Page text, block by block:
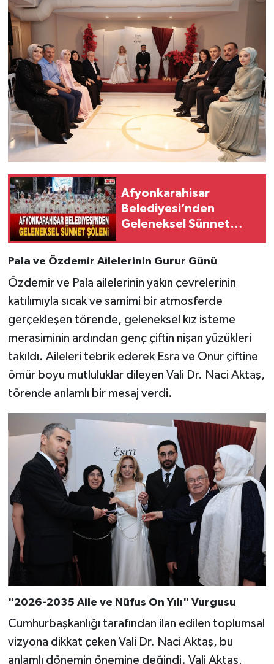
Afyonkarahisar
Belediyesi’nden
Geleneksel Sünnet
Pala ve Özdemir Ailelerinin Gurur Günü
Özdemir ve Pala ailelerinin yakın çevrelerinin
katılımıyla sıcak ve samimi bir atmosferde
gerçekleşen törende, geleneksel kız isteme
merasiminin ardından genç çiftin nişan yüzükleri
takıldı. Aileleri tebrik ederek Esra ve Onur çiftine
ömür boyu mutluluklar dileyen Vali Dr. Naci Aktaş,
törende anlamlı bir mesaj verdi.
"2026-2035 Aile ve Nüfus On Yılı" Vurgusu
Cumhurbaşkanlığı tarafından ilan edilen toplumsal
vizyona dikkat çeken Vali Dr. Naci Aktaş, bu
anlamlı dönemin önemine değindi. Vali Aktaş,